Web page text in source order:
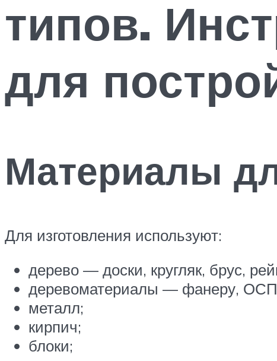
типов.
для
Материалы
Для изготовления используют:
дерево — доски, кругляк, брус,
деревоматериалы — фанеру,
металл;
кирпич;
блоки;